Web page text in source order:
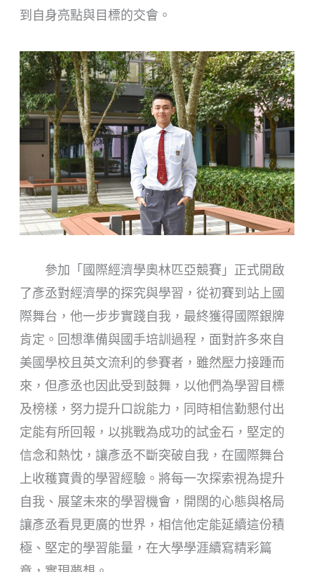
到自身亮點與目標的交會。
參加「國際經濟學奧林匹亞競賽」正式開啟
了彥丞對經濟學的探究與學習，從初賽到站上國
際舞台，他一步步實踐自我，最終獲得國際銀牌
肯定。回想準備與國手培訓過程，面對許多來自
美國學校且英文流利的參賽者，雖然壓力接踵而
來，但彥丞也因此受到鼓舞，以他們為學習目標
及榜樣，努力提升口說能力，同時相信勤懇付出
定能有所回報，以挑戰為成功的試金石，堅定的
信念和熱忱，讓彥丞不斷突破自我，在國際舞台
上收穫寶貴的學習經驗。將每一次探索視為提升
自我、展望未來的學習機會，開闊的心態與格局
讓彥丞看見更廣的世界，相信他定能延續這份積
極、堅定的學習能量，在大學學涯續寫精彩篇